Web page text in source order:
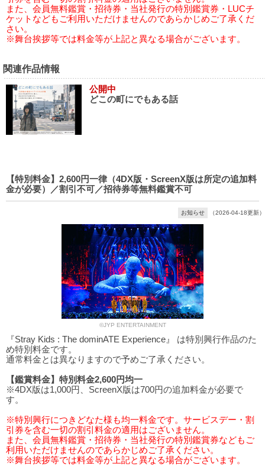
また、会員無料鑑賞・招待券・当社発行の特別鑑賞券・LUCチ
ケットなどもご利用いただけませんのであらかじめご了承くだ
さい。
※舞台挨拶等では料金等が上記と異なる場合がございます。
関連作品情報
公開中
どこの町にでもある話
【特別料金】2,600円一律（4DX版・ScreenX版は所定の追加料
金が必要）／割引不可／招待券等無料鑑賞不可
お知らせ （2026-04-18更新）
©JYP ENTERTAINMENT
『Stray Kids : The dominATE Experience』 は特別興行作品のた
め特別料金です。
通常料金とは異なりますので予めご了承ください。
【鑑賞料金】特別料金2,600円均一
※4DX版は1,000円、ScreenX版は700円の追加料金が必要で
す。
※特別興行につきどなた様も均一料金です。サービスデー・割
引券を含む一切の割引料金の適用はございません。
また、会員無料鑑賞・招待券・当社発行の特別鑑賞券などもご
利用いただけませんのであらかじめご了承ください。
※舞台挨拶等では料金等が上記と異なる場合がございます。